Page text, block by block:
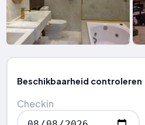
Beschikbaarheid controleren
Checkin